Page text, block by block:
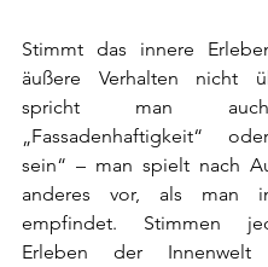
Stimmt das innere
äußere Verhalten nicht
spricht man
„Fassadenhaftigkeit“
sein“ – man spielt nach
anderes vor, als man
empfindet. Stimmen
Erleben der